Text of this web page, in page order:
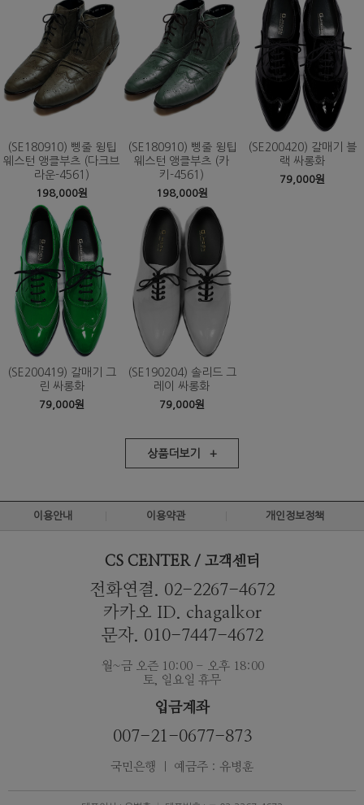
(SE180910) 삥줄 윙팁
웨스턴 앵클부츠 (다크브
라운-4561)
198,000원
(SE180910) 삥줄 윙팁
웨스턴 앵클부츠 (카
키-4561)
198,000원
(SE200420) 갈매기 블
랙 싸롱화
79,000원
(SE200419) 갈매기 그
린 싸롱화
79,000원
(SE190204) 솔리드 그
레이 싸롱화
79,000원
상품더보기 +
이용안내 이용약관 개인정보정책
CS CENTER / 고객센터
전화연결. 02-2267-4672
카카오 ID. chagalkor
문자. 010-7447-4672
월~금 오즌 10:00 - 오후 18:00
토, 일요일 휴무
입금계좌
007-21-0677-873
국민은행 ｜ 예금주 : 유병훈